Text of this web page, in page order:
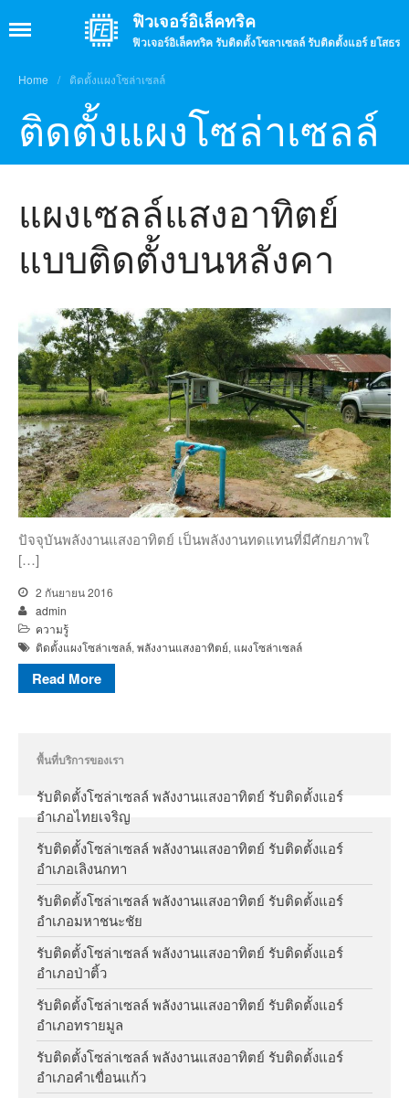
เกี่ยวกับเรา
บริการ
รับติดตั้งโซล่าเซลล์
รับติดตั้งแอร์
รับติดตั้งจานดาวเทียม
จำหน่ายสินค้าอิเล็กทรอนิกส์
ผลงาน
ความรู้
ติดต่อ
โทร
Facebook ID
ฟิวเจอร์อิเล็คทริค
ฟิวเจอร์อิเล็คทริค รับติดตั้งโซลาเซลล์ รับติดตั้งแอร์ ยโสธร
Home / ติดตั้งแผงโซล่าเซลล์
ติดตั้งแผงโซล่าเซลล์
แผงเซลล์แสงอาทิตย์
แบบติดตั้งบนหลังคา
ปัจจุบันพลังงานแสงอาทิตย์ เป็นพลังงานทดแทนที่มีศักยภาพใ
[…]
2 กันยายน 2016
admin
ความรู้
ติดตั้งแผงโซล่าเซลล์, พลังงานแสงอาทิตย์, แผงโซล่าเซลล์
Read More
พื้นที่บริการของเรา
รับติดตั้งโซล่าเซลล์ พลังงานแสงอาทิตย์ รับติดตั้งแอร์
อำเภอไทยเจริญ
รับติดตั้งโซล่าเซลล์ พลังงานแสงอาทิตย์ รับติดตั้งแอร์
อำเภอเลิงนกทา
รับติดตั้งโซล่าเซลล์ พลังงานแสงอาทิตย์ รับติดตั้งแอร์
อำเภอมหาชนะชัย
รับติดตั้งโซล่าเซลล์ พลังงานแสงอาทิตย์ รับติดตั้งแอร์
อำเภอป่าติ้ว
รับติดตั้งโซล่าเซลล์ พลังงานแสงอาทิตย์ รับติดตั้งแอร์
อำเภอทรายมูล
รับติดตั้งโซล่าเซลล์ พลังงานแสงอาทิตย์ รับติดตั้งแอร์
อำเภอคำเขื่อนแก้ว